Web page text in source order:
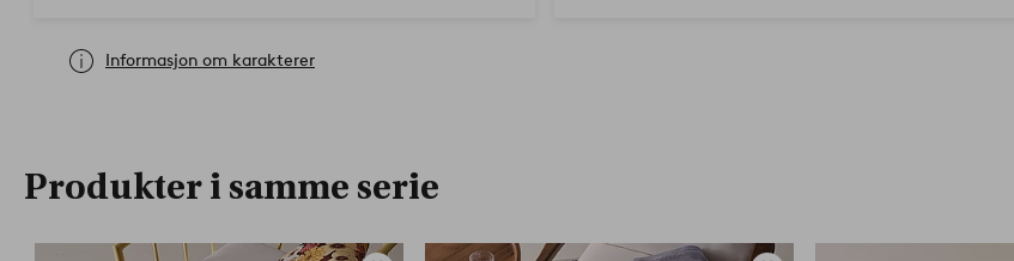
Informasjon om karakterer
Produkter i samme serie